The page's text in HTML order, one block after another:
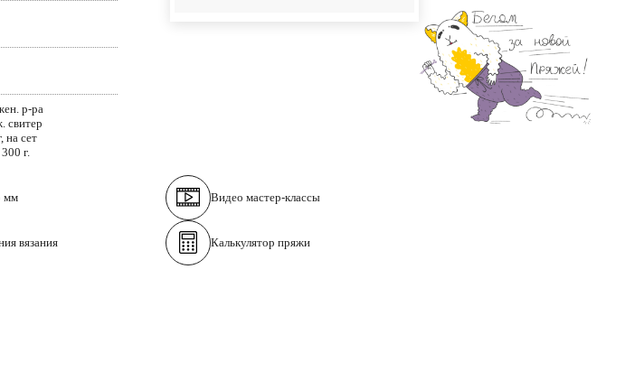
р-ра
свитер
на сет
г.
мм Видеомастер-классы
вязания Калькулятор пряжи